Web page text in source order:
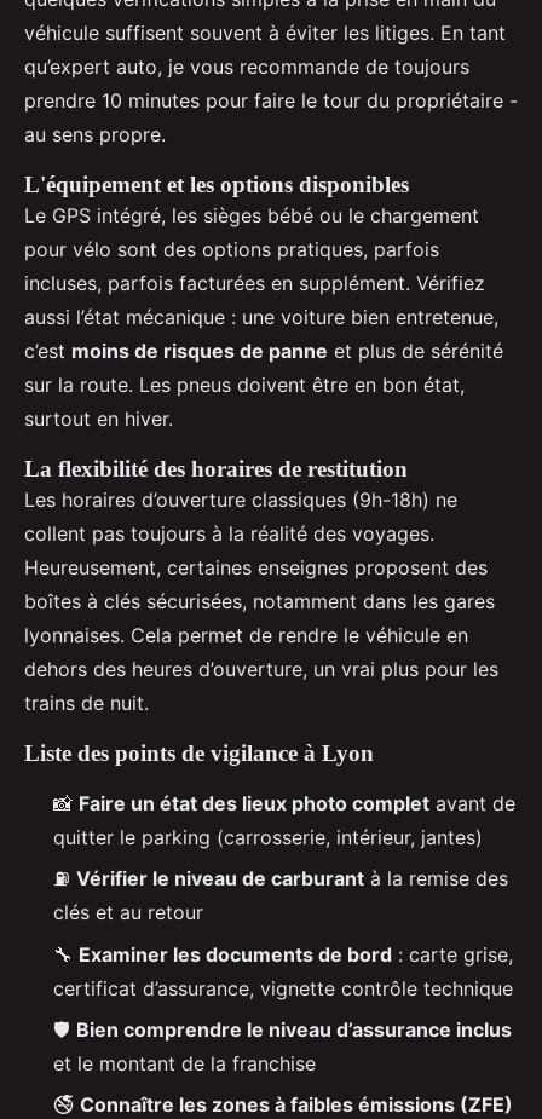
véhicule suffisent souvent à éviter les litiges. En tant
qu’expert auto, je vous recommande de toujours
prendre 10 minutes pour faire le tour du propriétaire -
au sens propre.
L'équipement et les options disponibles
Le GPS intégré, les sièges bébé ou le chargement
pour vélo sont des options pratiques, parfois
incluses, parfois facturées en supplément. Vérifiez
aussi l’état mécanique : une voiture bien entretenue,
c’est moins de risques de panne et plus de sérénité
sur la route. Les pneus doivent être en bon état,
surtout en hiver.
La flexibilité des horaires de restitution
Les horaires d’ouverture classiques (9h-18h) ne
collent pas toujours à la réalité des voyages.
Heureusement, certaines enseignes proposent des
boîtes à clés sécurisées, notamment dans les gares
lyonnaises. Cela permet de rendre le véhicule en
dehors des heures d’ouverture, un vrai plus pour les
trains de nuit.
Liste des points de vigilance à Lyon
📸 Faire un état des lieux photo complet avant de
quitter le parking (carrosserie, intérieur, jantes)
⛽ Vérifier le niveau de carburant à la remise des
clés et au retour
🔧 Examiner les documents de bord : carte grise,
certificat d’assurance, vignette contrôle technique
🛡️ Bien comprendre le niveau d’assurance inclus
et le montant de la franchise
🚭 Connaître les zones à faibles émissions (ZFE)